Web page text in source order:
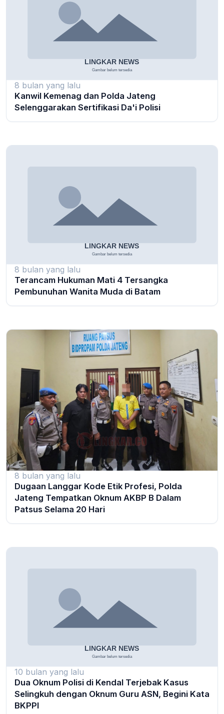
8 bulan yang lalu
Kanwil Kemenag dan Polda Jateng
Selenggarakan Sertifikasi Da'i Polisi
8 bulan yang lalu
Terancam Hukuman Mati 4 Tersangka
Pembunuhan Wanita Muda di Batam
8 bulan yang lalu
Dugaan Langgar Kode Etik Profesi, Polda
Jateng Tempatkan Oknum AKBP B Dalam
Patsus Selama 20 Hari
10 bulan yang lalu
Dua Oknum Polisi di Kendal Terjebak Kasus
Selingkuh dengan Oknum Guru ASN, Begini Kata
BKPPl